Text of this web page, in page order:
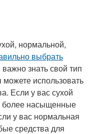
нормальной,
выбрать
знать свой тип
использовать
Если у вас сухой
более насыщенные
у вас нормальная
средства для